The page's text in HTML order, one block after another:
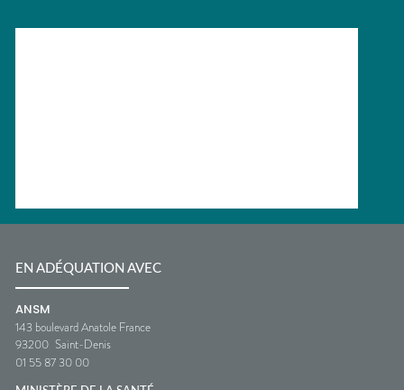
EN ADÉQUATION AVEC
ANSM
143 boulevard Anatole France
93200 Saint-Denis
01 55 87 30 00